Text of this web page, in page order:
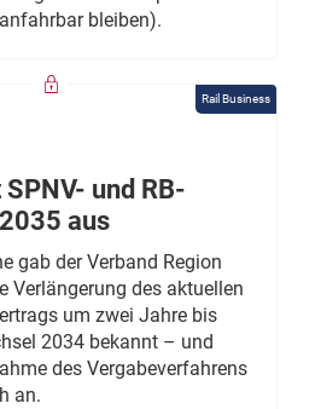
bleiben).
Rail Business
und RB-
aus
gab der Verband Region
Verlängerung des aktuellen
um zwei Jahre bis
2034 bekannt – und
des Vergabeverfahrens
an.